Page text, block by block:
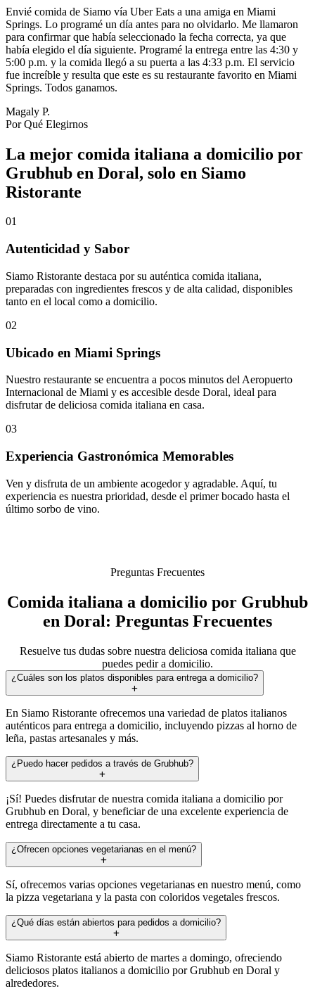
Envié comida de Siamo vía Uber Eats a una amiga en Miami
Springs. Lo programé un día antes para no olvidarlo. Me llamaron
para confirmar que había seleccionado la fecha correcta, ya que
había elegido el día siguiente. Programé la entrega entre las 4:30 y
5:00 p.m. y la comida llegó a su puerta a las 4:33 p.m. El servicio
fue increíble y resulta que este es su restaurante favorito en Miami
Springs. Todos ganamos.
Magaly P.
Por Qué Elegirnos
La mejor comida italiana a domicilio por
Grubhub en Doral, solo en Siamo
Ristorante
01
Autenticidad y Sabor
Siamo Ristorante destaca por su auténtica comida italiana,
preparadas con ingredientes frescos y de alta calidad, disponibles
tanto en el local como a domicilio.
02
Ubicado en Miami Springs
Nuestro restaurante se encuentra a pocos minutos del Aeropuerto
Internacional de Miami y es accesible desde Doral, ideal para
disfrutar de deliciosa comida italiana en casa.
03
Experiencia Gastronómica Memorables
Ven y disfruta de un ambiente acogedor y agradable. Aquí, tu
experiencia es nuestra prioridad, desde el primer bocado hasta el
último sorbo de vino.
Preguntas Frecuentes
Comida italiana a domicilio por Grubhub
en Doral: Preguntas Frecuentes
Resuelve tus dudas sobre nuestra deliciosa comida italiana que
puedes pedir a domicilio.
¿Cuáles son los platos disponibles para entrega a domicilio?
En Siamo Ristorante ofrecemos una variedad de platos italianos
auténticos para entrega a domicilio, incluyendo pizzas al horno de
leña, pastas artesanales y más.
¿Puedo hacer pedidos a través de Grubhub?
¡Sí! Puedes disfrutar de nuestra comida italiana a domicilio por
Grubhub en Doral, y beneficiar de una excelente experiencia de
entrega directamente a tu casa.
¿Ofrecen opciones vegetarianas en el menú?
Sí, ofrecemos varias opciones vegetarianas en nuestro menú, como
la pizza vegetariana y la pasta con coloridos vegetales frescos.
¿Qué días están abiertos para pedidos a domicilio?
Siamo Ristorante está abierto de martes a domingo, ofreciendo
deliciosos platos italianos a domicilio por Grubhub en Doral y
alrededores.